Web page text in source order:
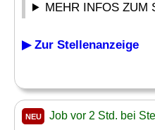
MEHR INFOS ZUM
▶ Zur Stellenanzeige
NEU Job vor 2 Std. bei